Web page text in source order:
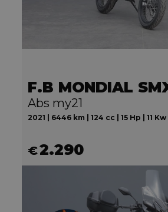
Abs my21
2021 | 6446 km | 124 cc | 15 Hp | 11 Kw
€2.290